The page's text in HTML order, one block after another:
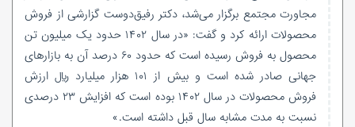
مجاورت مجتمع برگزار می‌شد، دکتر رفیق‌دوست گزارشی از فروش
محصولات ارائه کرد و گفت: «در سال ۱۴۰۲ حدود یک میلیون تن
محصول به فروش رسیده است که حدود ۶۰ درصد آن به بازار‌های
جهانی صادر شده است و بیش از ۱۰۱ هزار میلیارد ریال ارزش
فروش محصولات در سال ۱۴۰۲ بوده است که افزایش ۲۳ درصدی
نسبت به مدت مشابه سال قبل داشته است.»